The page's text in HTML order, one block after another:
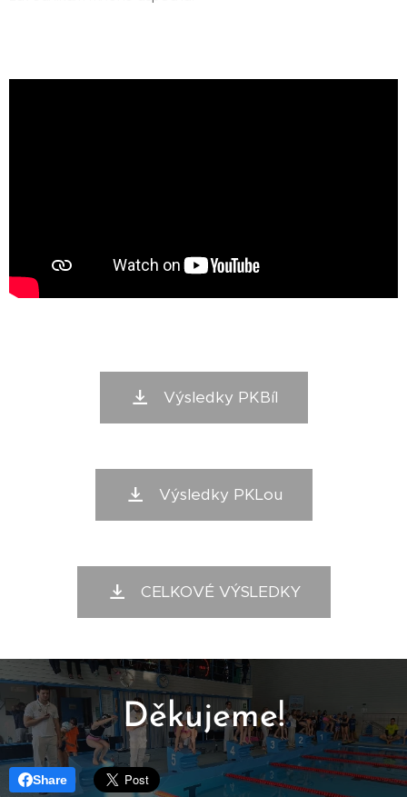
Výsledky PKBíl
Výsledky PKLou
CELKOVÉ VÝSLEDKY
Děkujeme!
Share